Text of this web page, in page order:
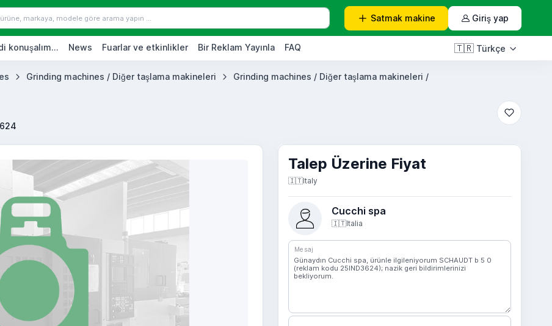
Satmak makine Giriş yap
konuşalım... News Fuarlar ve etkinlikler Bir Reklam Yayınla FAQ 🇹🇷 Türkçe
Grinding machines / Diğer taşlama makineleri Grinding machines / Diğer taşlama makineleri /
Talep Üzerine Fiyat
🇮🇹Italy
Cucchi spa
🇮🇹Italia
Mesaj